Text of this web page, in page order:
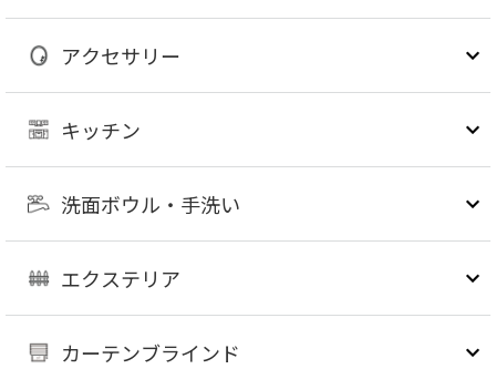
アクセサリー
キッチン
洗面ボウル・手洗い
エクステリア
カーテンブラインド